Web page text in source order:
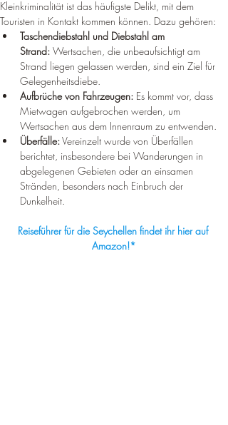
Kleinkriminalität ist das häufigste Delikt, mit dem
Touristen in Kontakt kommen können. Dazu gehören:
Taschendiebstahl und Diebstahl am
Strand: Wertsachen, die unbeaufsichtigt am
Strand liegen gelassen werden, sind ein Ziel für
Gelegenheitsdiebe.
Aufbrüche von Fahrzeugen: Es kommt vor, dass
Mietwagen aufgebrochen werden, um
Wertsachen aus dem Innenraum zu entwenden.
Überfälle: Vereinzelt wurde von Überfällen
berichtet, insbesondere bei Wanderungen in
abgelegenen Gebieten oder an einsamen
Stränden, besonders nach Einbruch der
Dunkelheit.
Reiseführer für die Seychellen findet ihr hier auf
Amazon!*